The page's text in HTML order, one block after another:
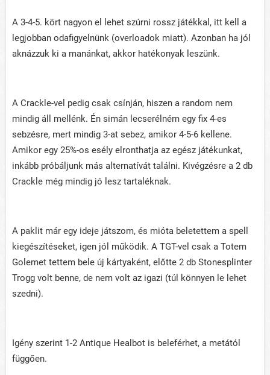
A 3-4-5. kört nagyon el lehet szúrni rossz játékkal, itt kell a
legjobban odafigyelnünk (overloadok miatt). Azonban ha jól
aknázzuk ki a manánkat, akkor hatékonyak leszünk.
A Crackle-vel pedig csak csínján, hiszen a random nem
mindig áll mellénk. Én simán lecserélném egy fix 4-es
sebzésre, mert mindig 3-at sebez, amikor 4-5-6 kellene.
Amikor egy 25%-os esély elronthatja az egész játékunkat,
inkább próbáljunk más alternatívát találni. Kivégzésre a 2 db
Crackle még mindig jó lesz tartaléknak.
A paklit már egy ideje játszom, és mióta beletettem a spell
kiegészítéseket, igen jól működik. A TGT-vel csak a Totem
Golemet tettem bele új kártyaként, előtte 2 db Stonesplinter
Trogg volt benne, de nem volt az igazi (túl könnyen le lehet
szedni).
Igény szerint 1-2 Antique Healbot is beleférhet, a metától
függően.